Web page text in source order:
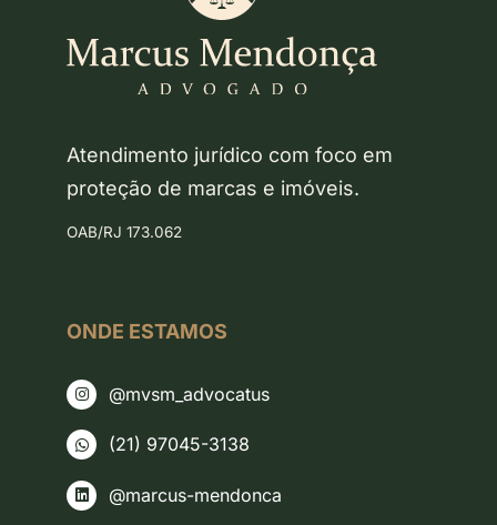
Atendimento jurídico com foco em
proteção de marcas e imóveis.
OAB/RJ 173.062
ONDE ESTAMOS
@mvsm_advocatus
(21) 97045-3138
@marcus-mendonca